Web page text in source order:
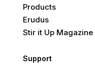
Products
Erudus
Stir it Up Magazine
Support